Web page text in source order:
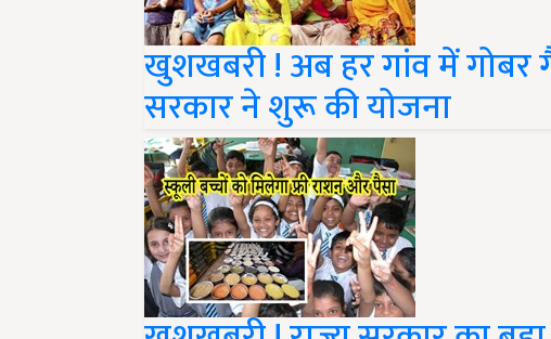
खुशखबरी ! अब हर गांव में गोबर
सरकार ने शुरू की योजना